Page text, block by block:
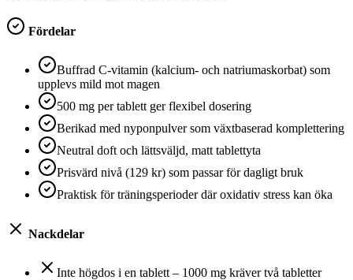
Fördelar
Buffrad C‑vitamin (kalcium- och natriumaskorbat) som
upplevs mild mot magen
500 mg per tablett ger flexibel dosering
Berikad med nyponpulver som växtbaserad komplettering
Neutral doft och lättsväljd, matt tablettyta
Prisvärd nivå (129 kr) som passar för dagligt bruk
Praktisk för träningsperioder där oxidativ stress kan öka
Nackdelar
Inte högdos i en tablett – 1000 mg kräver två tabletter